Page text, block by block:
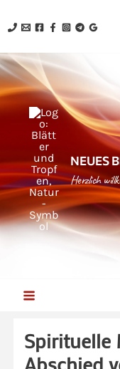
Inhalt
NEUES
Herzlich
Spirituelle